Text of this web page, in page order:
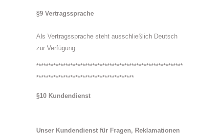
§9 Vertragssprache
Als Vertragssprache steht ausschließlich Deutsch
zur Verfügung.
************************************************************
****************************************
§10 Kundendienst
Unser Kundendienst für Fragen, Reklamationen